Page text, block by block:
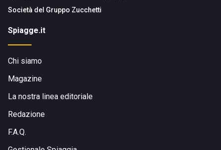
Società del Gruppo Zucchetti
Spiagge.it
Chi siamo
Magazine
La nostra linea editoriale
Redazione
F.A.Q.